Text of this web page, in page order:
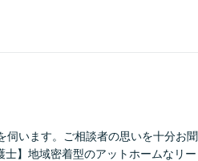
伺います。ご相談者の思いを十分お聞
】地域密着型のアットホームなリー